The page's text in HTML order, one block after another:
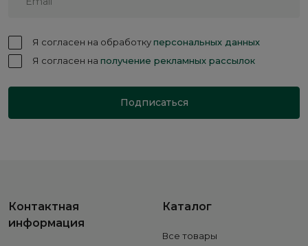
Я согласен на обработкуперсональных данных
Я согласен на получение рекламных рассылок
Подписаться
Контактная
информация
Каталог
Все товары